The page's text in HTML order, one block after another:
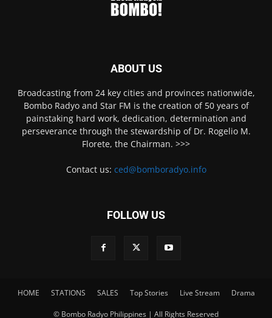
ABOUT US
Broadcasting from 24 key cities and provinces nationwide,
Bombo Radyo and Star FM is the creation of 50 years of
painstaking hard work, dedication, determination and
perseverance through the stewardship of Dr. Rogelio M.
Florete, the Chairman. >>>
Contact us: ced@bomboradyo.info
FOLLOW US
HOME STATIONS SALES Top Stories Live Stream Drama
© Bombo Radyo Philippines | All Rights Reserved